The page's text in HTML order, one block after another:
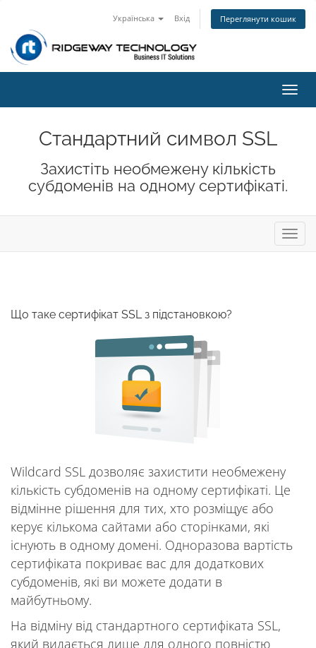
Українська Вхід Переглянути кошик
Стандартний символ SSL
Захистіть необмежену кількість
субдоменів на одному сертифікаті.
Що таке сертифікат SSL з підстановкою?
Wildcard SSL дозволяє захистити необмежену
кількість субдоменів на одному сертифікаті. Це
відмінне рішення для тих, хто розміщує або
керує кількома сайтами або сторінками, які
існують в одному домені. Одноразова вартість
сертифіката покриває вас для додаткових
субдоменів, які ви можете додати в
майбутньому.
На відміну від стандартного сертифіката SSL,
який видається лише для одного повністю